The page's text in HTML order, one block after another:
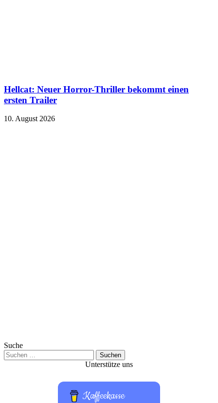
Hellcat: Neuer Horror-Thriller bekommt einen
ersten Trailer
10. August 2026
Suche
Suchen
nach:
Unterstütze uns
Kaffeekasse